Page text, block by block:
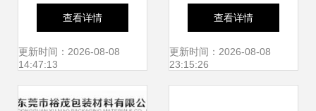
应商 包装印刷领域
的隐形守护者
查看详情
更新时间：2026-08-08
14:47:13
零价格趋势与采购
优势指南
查看详情
更新时间：2026-08-08
23:15:26